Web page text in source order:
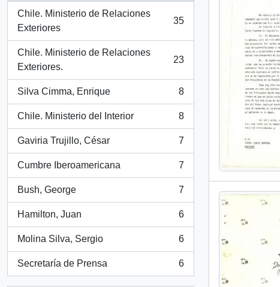
Chile. Ministerio de Relaciones
Exteriores
, 35 results
35
Chile. Ministerio de Relaciones
Exteriores.
, 23 results
23
Silva Cimma, Enrique
, 8 results
8
Chile. Ministerio del Interior
, 8 results
8
Gaviria Trujillo, César
, 7 results
7
Cumbre Iberoamericana
, 7 results
7
Bush, George
, 7 results
7
Hamilton, Juan
, 6 results
6
Molina Silva, Sergio
, 6 results
6
Secretaría de Prensa
, 6 results
6